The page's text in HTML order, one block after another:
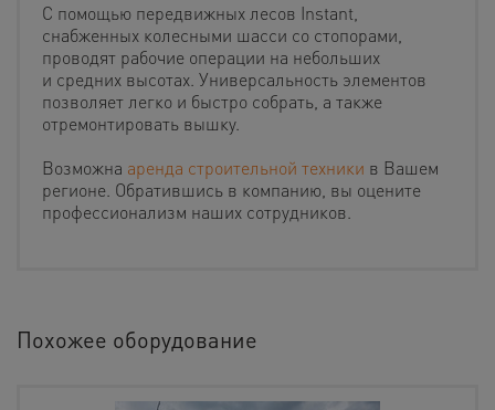
С помощью передвижных лесов Instant,
снабженных колесными шасси со стопорами,
проводят рабочие операции на небольших
и средних высотах. Универсальность элементов
позволяет легко и быстро собрать, а также
отремонтировать вышку.
Возможна аренда строительной техники в Вашем
регионе. Обратившись в компанию, вы оцените
профессионализм наших сотрудников.
Похожее оборудование